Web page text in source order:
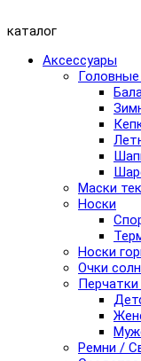
каталог
Аксессуары
Маски
Носки
Носки
Очки
Ремни /